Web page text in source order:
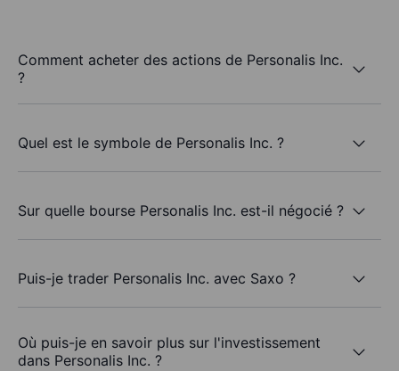
Comment acheter des actions de Personalis Inc.
?
Quel est le symbole de Personalis Inc. ?
Sur quelle bourse Personalis Inc. est-il négocié ?
Puis-je trader Personalis Inc. avec Saxo ?
Où puis-je en savoir plus sur l'investissement
dans Personalis Inc. ?